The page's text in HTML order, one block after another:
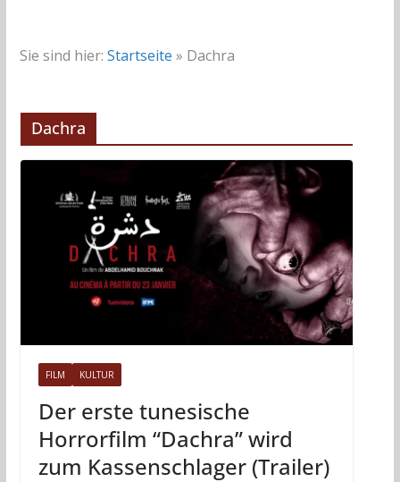
Sie sind hier: Startseite » Dachra
Dachra
FILM KULTUR
Der erste tunesische
Horrorfilm “Dachra” wird
zum Kassenschlager (Trailer)